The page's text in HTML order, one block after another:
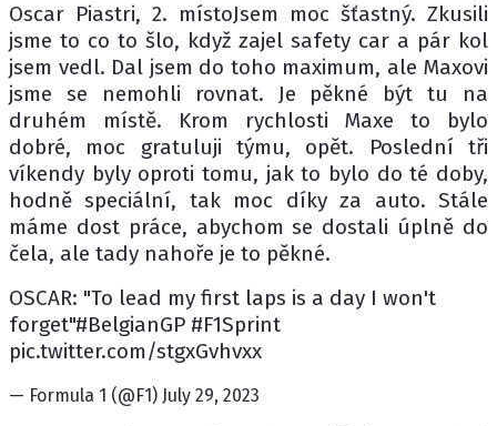
Oscar Piastri, 2. místoJsem moc šťastný. Zkusili
jsme to co to šlo, když zajel safety car a pár kol
jsem vedl. Dal jsem do toho maximum, ale Maxovi
jsme se nemohli rovnat. Je pěkné být tu na
druhém místě. Krom rychlosti Maxe to bylo
dobré, moc gratuluji týmu, opět. Poslední tři
víkendy byly oproti tomu, jak to bylo do té doby,
hodně speciální, tak moc díky za auto. Stále
máme dost práce, abychom se dostali úplně do
čela, ale tady nahoře je to pěkné.
OSCAR: "To lead my first laps is a day I won't
forget"#BelgianGP #F1Sprint
pic.twitter.com/stgxGvhvxx
— Formula 1 (@F1) July 29, 2023